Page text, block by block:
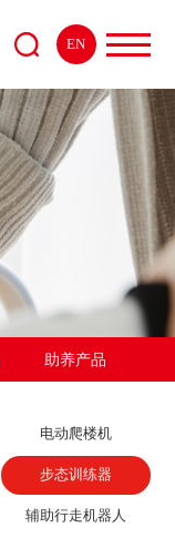
EN
助养产品
电动爬楼机
步态训练器
辅助行走机器人